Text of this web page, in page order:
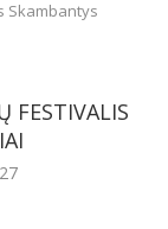
Skambantys
FESTIVALIS